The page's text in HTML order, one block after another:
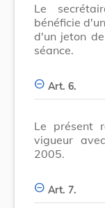
Le
bénéficie
d'un jeton
séance.
Art. 6.
Le présent
vigueur
2005.
Art. 7.